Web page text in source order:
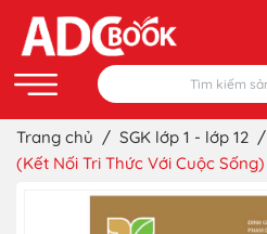
Trang chủ / SGK lớp 1 - lớp 12 /
(Kết Nối Tri Thức Với Cuộc Sống)